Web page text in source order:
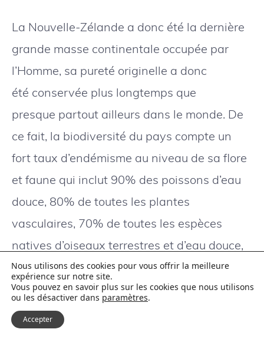
La Nouvelle-Zélande a donc été la dernière
grande masse continentale occupée par
l’Homme, sa pureté originelle a donc
été conservée plus longtemps que
presque partout ailleurs dans le monde. De
ce fait, la biodiversité du pays compte un
fort taux d’endémisme au niveau de sa flore
et faune qui inclut 90% des poissons d’eau
douce, 80% de toutes les plantes
vasculaires, 70% de toutes les espèces
natives d’oiseaux terrestres et d’eau douce,
toutes les chauves-souris, tous les
amphibiens et tous les reptiles.
Nous utilisons des cookies pour vous offrir la meilleure
expérience sur notre site.
Vous pouvez en savoir plus sur les cookies que nous utilisons
ou les désactiver dans paramètres.
Accepter